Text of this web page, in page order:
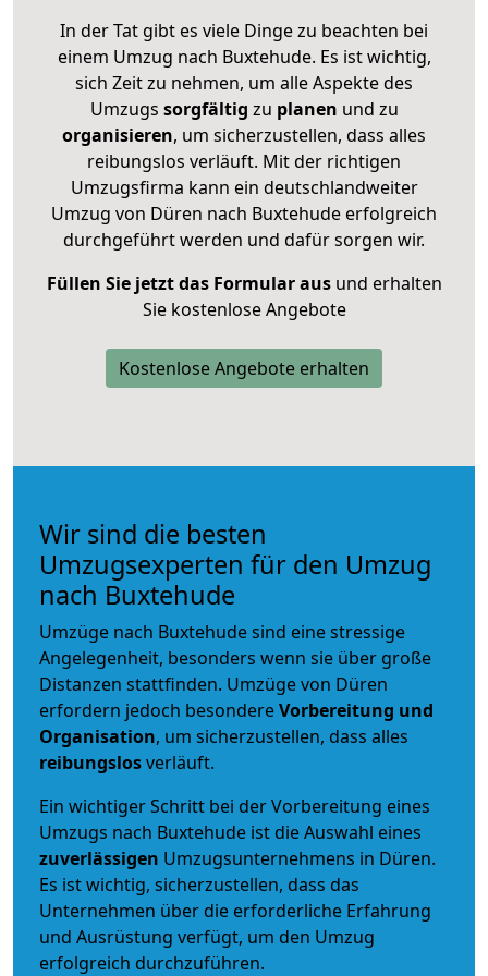
In der Tat gibt es viele Dinge zu beachten bei
einem Umzug nach Buxtehude. Es ist wichtig,
sich Zeit zu nehmen, um alle Aspekte des
Umzugs sorgfältig zu planen und zu
organisieren, um sicherzustellen, dass alles
reibungslos verläuft. Mit der richtigen
Umzugsfirma kann ein deutschlandweiter
Umzug von Düren nach Buxtehude erfolgreich
durchgeführt werden und dafür sorgen wir.
Füllen Sie jetzt das Formular ausund erhalten
Sie kostenlose Angebote
Kostenlose Angebote erhalten
Wir sind die besten
Umzugsexperten für den Umzug
nach Buxtehude
Umzüge nach Buxtehude sind eine stressige
Angelegenheit, besonders wenn sie über große
Distanzen stattfinden. Umzüge von Düren
erfordern jedoch besondereVorbereitung und
Organisation, um sicherzustellen, dass alles
reibungslosverläuft.
Ein wichtiger Schritt bei der Vorbereitung eines
Umzugs nach Buxtehude ist die Auswahl eines
zuverlässigen Umzugsunternehmens in Düren.
Es ist wichtig, sicherzustellen, dass das
Unternehmen über die erforderliche Erfahrung
und Ausrüstung verfügt, um den Umzug
erfolgreich durchzuführen.